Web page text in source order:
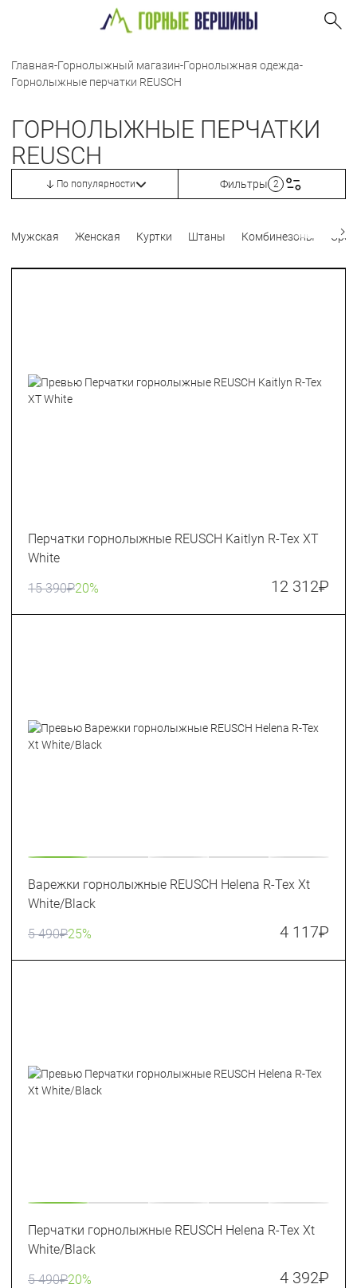
Главная-Горнолыжный магазин-Горнолыжная одежда-
Горнолыжные перчатки REUSCH
ГОРНОЛЫЖНЫЕ ПЕРЧАТКИ
REUSCH
По популярности Фильтры 2
Мужская Женская Куртки Штаны Комбинезоны
Перчатки горнолыжные REUSCH Kaitlyn R-Tex XT
White
15 390₽20% 12 312₽
Варежки горнолыжные REUSCH Helena R-Tex Xt
White/Black
5 490₽25% 4 117₽
Перчатки горнолыжные REUSCH Helena R-Tex Xt
White/Black
5 490₽20% 4 392₽